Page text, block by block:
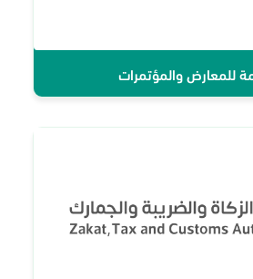
للمعارض والمؤتمرات